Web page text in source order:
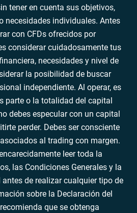
tener en cuenta sus objetivos,
necesidades individuales. Antes
con CFDs ofrecidos por
considerar cuidadosamente tus
necesidades y nivel de
la posibilidad de buscar
independiente. Al operar, es
parte o la totalidad del capital
debes especular con un capital
perder. Debes ser consciente
al trading con margen.
leer toda la
las Condiciones Generales y la
de realizar cualquier tipo de
sobre la Declaración del
que se obtenga